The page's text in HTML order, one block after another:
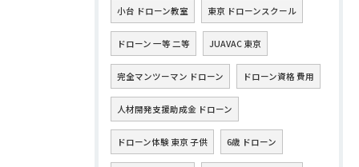
小台 ドローン教室 東京 ドローンスクール
ドローン 一等 二等 JUAVAC 東京
完全マンツーマン ドローン ドローン資格 費用
人材開発支援助成金 ドローン
ドローン体験 東京 子供 6歳 ドローン